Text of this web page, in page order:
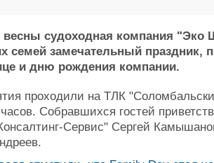
весны судоходная компания "Эко
семей замечательный
и дню рождения компании.
проходили на ТЛК
Собравшихся гостей
Сервис" Сергей